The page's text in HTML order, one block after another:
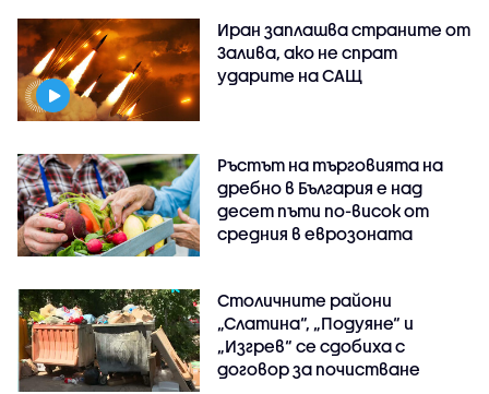
Иран заплашва страните от
Залива, ако не спрат
ударите на САЩ
Ръстът на търговията на
дребно в България е над
десет пъти по-висок от
средния в еврозоната
Столичните райони
„Слатина“, „Подуяне“ и
„Изгрев“ се сдобиха с
договор за почистване